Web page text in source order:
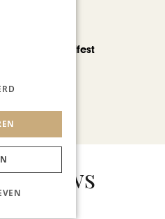
Noorbeek Foodfest
nieuws